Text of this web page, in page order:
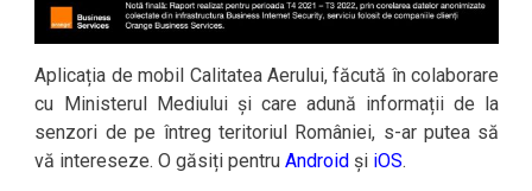
Aplicația de mobil Calitatea Aerului, făcută în colaborare
cu Ministerul Mediului și care adună informații de la
senzori de pe întreg teritoriul României, s-ar putea să
vă intereseze. O găsiți pentruAndroid și iOS.